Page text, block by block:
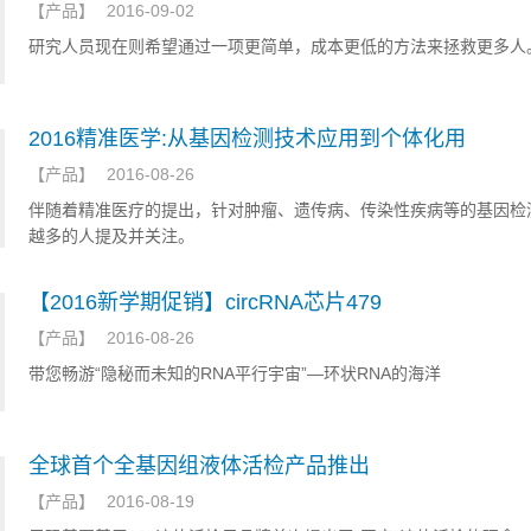
【产品】
2016-09-02
研究人员现在则希望通过一项更简单，成本更低的方法来拯救更多人
2016精准医学:从基因检测技术应用到个体化用
【产品】
2016-08-26
伴随着精准医疗的提出，针对肿瘤、遗传病、传染性疾病等的基因检
越多的人提及并关注。
【2016新学期促销】circRNA芯片479
【产品】
2016-08-26
带您畅游“隐秘而未知的RNA平行宇宙”—环状RNA的海洋
全球首个全基因组液体活检产品推出
【产品】
2016-08-19